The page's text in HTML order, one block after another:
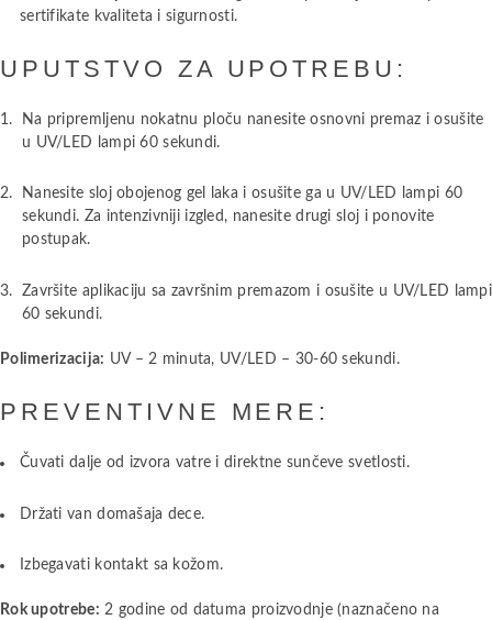
sertifikate kvaliteta i sigurnosti.
UPUTSTVO ZA UPOTREBU:
Na pripremljenu nokatnu ploču nanesite osnovni premaz i osušite
u UV/LED lampi 60 sekundi.
Nanesite sloj obojenog gel laka i osušite ga u UV/LED lampi 60
sekundi. Za intenzivniji izgled, nanesite drugi sloj i ponovite
postupak.
Završite aplikaciju sa završnim premazom i osušite u UV/LED lampi
60 sekundi.
Polimerizacija: UV – 2 minuta, UV/LED – 30-60 sekundi.
PREVENTIVNE MERE:
Čuvati dalje od izvora vatre i direktne sunčeve svetlosti.
Držati van domašaja dece.
Izbegavati kontakt sa kožom.
Rok upotrebe: 2 godine od datuma proizvodnje (naznačeno na